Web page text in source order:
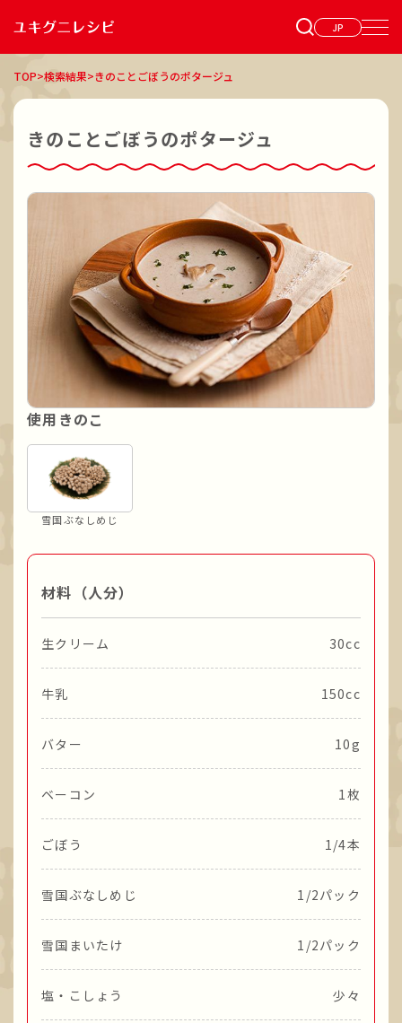
JP
TOP>検索結果>きのことごぼうのポタージュ
きのことごぼうのポタージュ
使用きのこ
雪国ぶなしめじ
材料（人分）
生クリーム 30cc
牛乳 150cc
バター 10g
ベーコン 1枚
ごぼう 1/4本
雪国ぶなしめじ 1/2パック
雪国まいたけ 1/2パック
塩・こしょう 少々